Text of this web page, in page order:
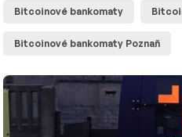
Bitcoinové bankomaty
Bitcoinové bankomaty Poznaň